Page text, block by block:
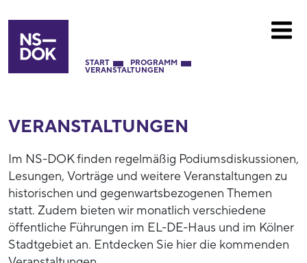
START PROGRAMM
VERANSTALTUNGEN
VERANSTALTUNGEN
Im NS-DOK finden regelmäßig Podiumsdiskussionen,
Lesungen, Vorträge und weitere Veranstaltungen zu
historischen und gegenwartsbezogenen Themen
statt. Zudem bieten wir monatlich verschiedene
öffentliche Führungen im EL-DE-Haus und im Kölner
Stadtgebiet an. Entdecken Sie hier die kommenden